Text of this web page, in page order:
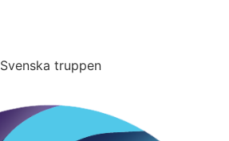
Svenska truppen